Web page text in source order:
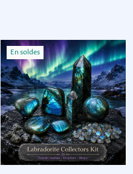
En soldes